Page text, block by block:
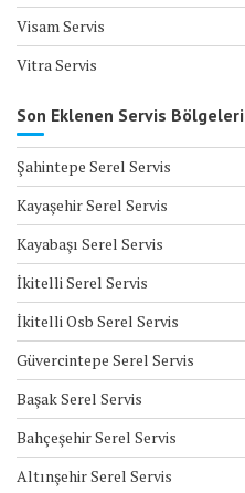
Visam Servis
Vitra Servis
Son Eklenen Servis Bölgeleri
Şahintepe Serel Servis
Kayaşehir Serel Servis
Kayabaşı Serel Servis
İkitelli Serel Servis
İkitelli Osb Serel Servis
Güvercintepe Serel Servis
Başak Serel Servis
Bahçeşehir Serel Servis
Altınşehir Serel Servis